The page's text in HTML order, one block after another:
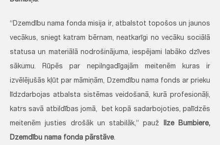
“Dzemdību nama fonda misija ir, atbalstot topošos un jaunos
vecākus, sniegt katram bērnam, neatkarīgi no vecāku sociālā
statusa un materiālā nodrošinājuma, iespējami labāko dzīves
sākumu. Rūpēs par nepilngadīgajām meitenēm kuras ir
izvēlējušās kļūt par māmiņām, Dzemdību nama fonds ar prieku
līdzdarbojas atbalsta sistēmas veidošanā, kurā profesionāļi,
katrs savā atbildības jomā, bet kopā sadarbojoties, palīdzēs
meitenēm justies drošāk un stabilāk,” pauž Ilze Bumbiere,
Dzemdību nama fonda pārstāve.